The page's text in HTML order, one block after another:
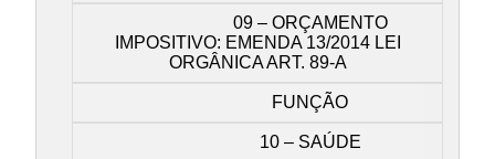
09 – ORÇAMENTO
IMPOSITIVO: EMENDA 13/2014 LEI
ORGÂNICA ART. 89-A
FUNÇÃO
10 – SAÚDE